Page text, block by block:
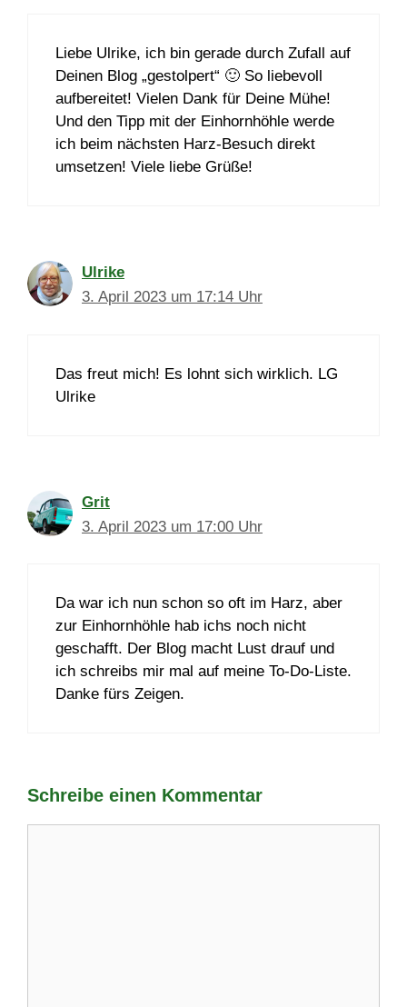
Liebe Ulrike, ich bin gerade durch Zufall auf
Deinen Blog „gestolpert“ 🙂 So liebevoll
aufbereitet! Vielen Dank für Deine Mühe!
Und den Tipp mit der Einhornhöhle werde
ich beim nächsten Harz-Besuch direkt
umsetzen! Viele liebe Grüße!
Ulrike
3. April 2023 um 17:14 Uhr
Das freut mich! Es lohnt sich wirklich. LG
Ulrike
Grit
3. April 2023 um 17:00 Uhr
Da war ich nun schon so oft im Harz, aber
zur Einhornhöhle hab ichs noch nicht
geschafft. Der Blog macht Lust drauf und
ich schreibs mir mal auf meine To-Do-Liste.
Danke fürs Zeigen.
Schreibe einen Kommentar